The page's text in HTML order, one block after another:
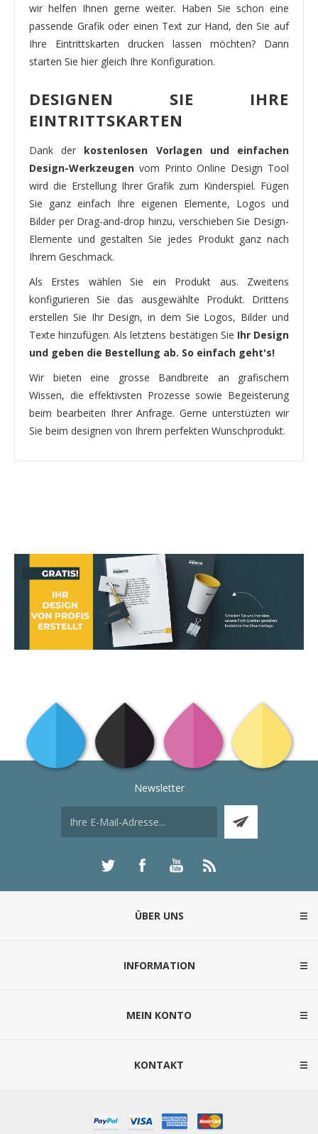
wir helfen Ihnen gerne weiter. Haben Sie schon eine
passende Grafik oder einen Text zur Hand, den Sie auf
Ihre Eintrittskarten drucken lassen möchten? Dann
starten Sie hier gleich Ihre Konfiguration.
DESIGNEN SIE IHRE
EINTRITTSKARTEN
Dank der kostenlosen Vorlagen und einfachen
Design-Werkzeugen vom Printo Online Design Tool
wird die Erstellung Ihrer Grafik zum Kinderspiel. Fügen
Sie ganz einfach Ihre eigenen Elemente, Logos und
Bilder per Drag-and-drop hinzu, verschieben Sie Design-
Elemente und gestalten Sie jedes Produkt ganz nach
Ihrem Geschmack.
Als Erstes wählen Sie ein Produkt aus. Zweitens
konfigurieren Sie das ausgewählte Produkt. Drittens
erstellen Sie Ihr Design, in dem Sie Logos, Bilder und
Texte hinzufügen. Als letztens bestätigen Sie Ihr Design
und geben die Bestellung ab. So einfach geht's!
Wir bieten eine grosse Bandbreite an grafischem
Wissen, die effektivsten Prozesse sowie Begeisterung
beim bearbeiten Ihrer Anfrage. Gerne unterstüzten wir
Sie beim designen von Ihrem perfekten Wunschprodukt.
Newsletter
ÜBER UNS
INFORMATION
MEIN KONTO
KONTAKT